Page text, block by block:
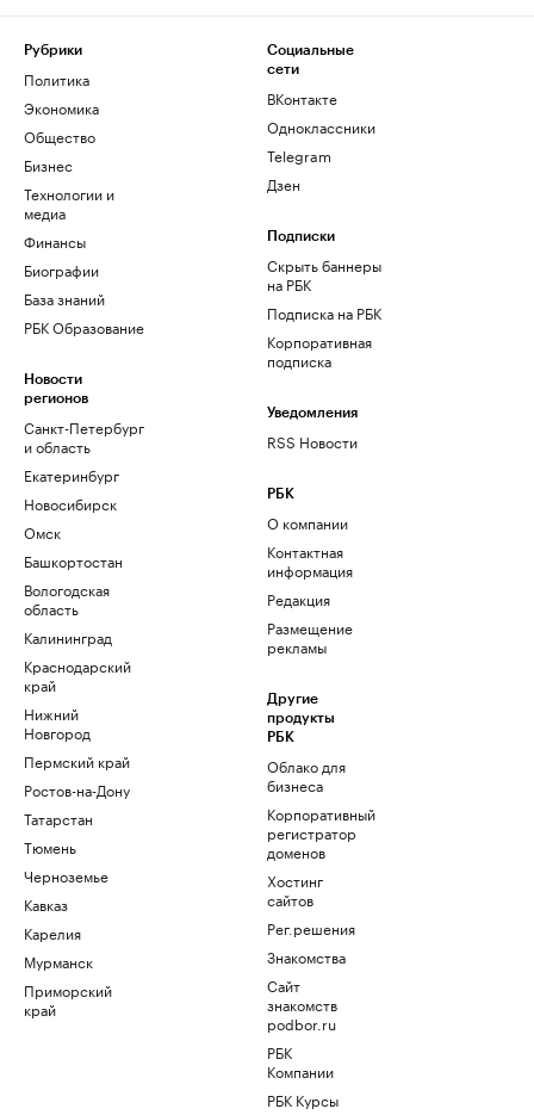
Рубрики
Политика
Экономика
Общество
Бизнес
Технологии и
медиа
Финансы
Биографии
База знаний
РБК Образование
Новости
регионов
Санкт-Петербург
и область
Екатеринбург
Новосибирск
Омск
Башкортостан
Вологодская
область
Калининград
Краснодарский
край
Нижний
Новгород
Пермский край
Ростов-на-Дону
Татарстан
Тюмень
Черноземье
Кавказ
Карелия
Мурманск
Приморский
край
Социальные
сети
ВКонтакте
Одноклассники
Telegram
Дзен
Подписки
Скрыть баннеры
на РБК
Подписка на РБК
Корпоративная
подписка
Уведомления
RSS Новости
РБК
О компании
Контактная
информация
Редакция
Размещение
рекламы
Другие
продукты
РБК
Облако для
бизнеса
Корпоративный
регистратор
доменов
Хостинг
сайтов
Рег.решения
Знакомства
Сайт
знакомств
podbor.ru
РБК
Компании
РБК Курсы